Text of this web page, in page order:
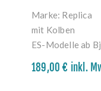
Marke: Replica
mit Kolben
ES-Modelle ab
189,00 € inkl.